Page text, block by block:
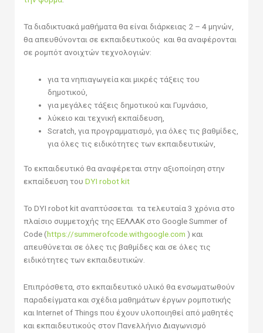
Τα διαδικτυακά μαθήματα θα είναι διάρκειας 2 – 4 μηνών,
θα απευθύνονται σε εκπαιδευτικούς και θα αναφέρονται
σε ρομπότ ανοιχτών τεχνολογιών:
για τα νηπιαγωγεία και μικρές τάξεις του
δημοτικού,
για μεγάλες τάξεις δημοτικού και Γυμνάσιο,
λύκειο και τεχνική εκπαίδευση,
Scratch, για προγραμματισμό, για όλες τις βαθμίδες,
για όλες τις ειδικότητες των εκπαιδευτικών,
Το εκπαιδευτικό θα αναφέρεται στην αξιοποίηση στην
εκπαίδευση του DYI robot kit
To DYI robot kit αναπτύσσεται τα τελευταία 3 χρόνια στο
πλαίσιο συμμετοχής της ΕΕΛΛΑΚ στο Google Summer of
Code (https://summerofcode.withgoogle.com ) και
απευθύνεται σε όλες τις βαθμίδες και σε όλες τις
ειδικότητες των εκπαιδευτικών.
Επιπρόσθετα, στο εκπαιδευτικό υλικό θα ενσωματωθούν
παραδείγματα και σχέδια μαθημάτων έργων ρομποτικής
και Internet of Things που έχουν υλοποιηθεί από μαθητές
και εκπαιδευτικούς στον Πανελλήνιο Διαγωνισμό